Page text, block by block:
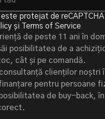
protejat de
și
Terms of Service
de peste 11 ani în
posibilitatea de a
cât și pe comandă.
clienților noștri
pentru persoane
de buy-back,